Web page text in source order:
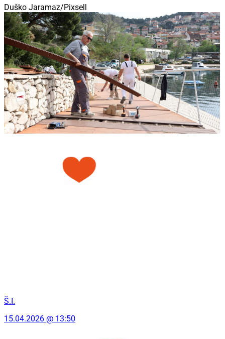
Duško Jaramaz/Pixsell
Š.I.
15.04.2026 @ 13:50